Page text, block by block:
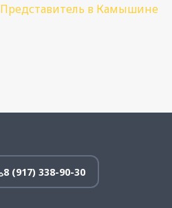
Представитель в Камышине
8 (917) 338-90-30